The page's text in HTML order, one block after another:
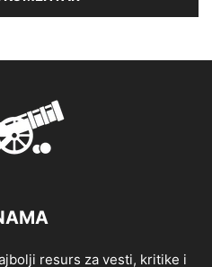
resurs za vesti, kritike i